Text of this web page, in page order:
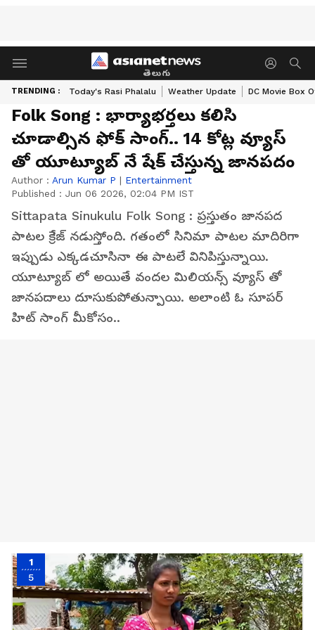
తెలుగు
TRENDING : Today's Rasi Phalalu Weather Update DC Movie Box
Folk Song : భార్యాభర్తలు కలిసి
చూడాల్సిన ఫోక్ సాంగ్.. 14 కోట్ల వ్యూస్
తో యూట్యూబ్ నే షేక్ చేస్తున్న జానపదం
Author : Arun Kumar P | Entertainment
Published : Jun 06 2026, 02:04 PM IST
Sittapata Sinukulu Folk Song : ప్రస్తుతం జానపద
పాటల క్రేజ్ నడుస్తోంది. గతంలో సినిమా పాటల మాదిరిగా
ఇప్పుడు ఎక్కడచూసినా ఈ పాటలే వినిపిస్తున్నాయి.
యూట్యూబ్ లో అయితే వందల మిలియన్స్ వ్యూస్ తో
జానపదాలు దూసుకుపోతున్పాయి. అలాంటి ఓ సూపర్
హిట్ సాంగ్ మీకోసం..
1
5